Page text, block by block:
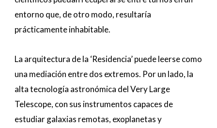
entorno que, de otro modo, resultaría
prácticamente inhabitable.
La arquitectura de la ‘Residencia’ puede leerse como
una mediación entre dos extremos. Por un lado, la
alta tecnología astronómica del Very Large
Telescope, con sus instrumentos capaces de
estudiar galaxias remotas, exoplanetas y